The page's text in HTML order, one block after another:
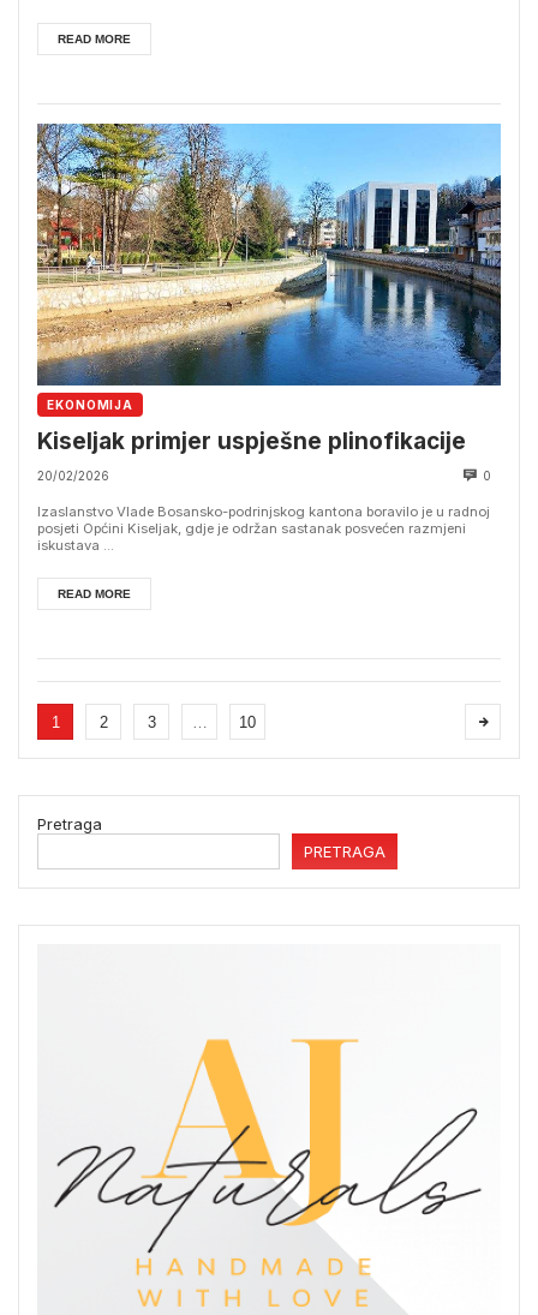
READ MORE
EKONOMIJA
Kiseljak primjer uspješne plinofikacije
20/02/2026 0
Izaslanstvo Vlade Bosansko-podrinjskog kantona boravilo je u radnoj
posjeti Općini Kiseljak, gdje je održan sastanak posvećen razmjeni
iskustava ...
READ MORE
1 2 3 … 10
Pretraga
PRETRAGA